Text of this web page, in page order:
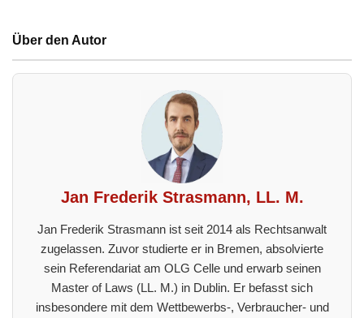
Über den Autor
Jan Frederik Strasmann, LL. M.
Jan Frederik Strasmann ist seit 2014 als Rechtsanwalt
zugelassen. Zuvor studierte er in Bremen, absolvierte
sein Referendariat am OLG Celle und erwarb seinen
Master of Laws (LL. M.) in Dublin. Er befasst sich
insbesondere mit dem Wettbewerbs-, Verbraucher- und